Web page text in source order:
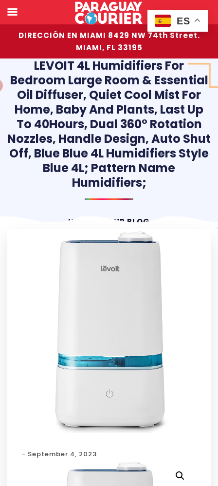
DIRECCIÓN EN MIAMI 8429 NW 74th Street.
MIAMI, FL 33195
LEVOIT 4L Humidifiers For
Bedroom Large Room & Essential
Oil Diffuser, Quiet Cool Mist For
Home, Baby And Plants, Last Up
To 40Hours, Dual 360° Rotation
Nozzles, Handle Design, Auto Shut
Off, Blue Blue 4L Humidifiers Style
Blue 4L; Pattern Name
Humidifiers;
HOME OUR BLOG
- September 4, 2023
ES